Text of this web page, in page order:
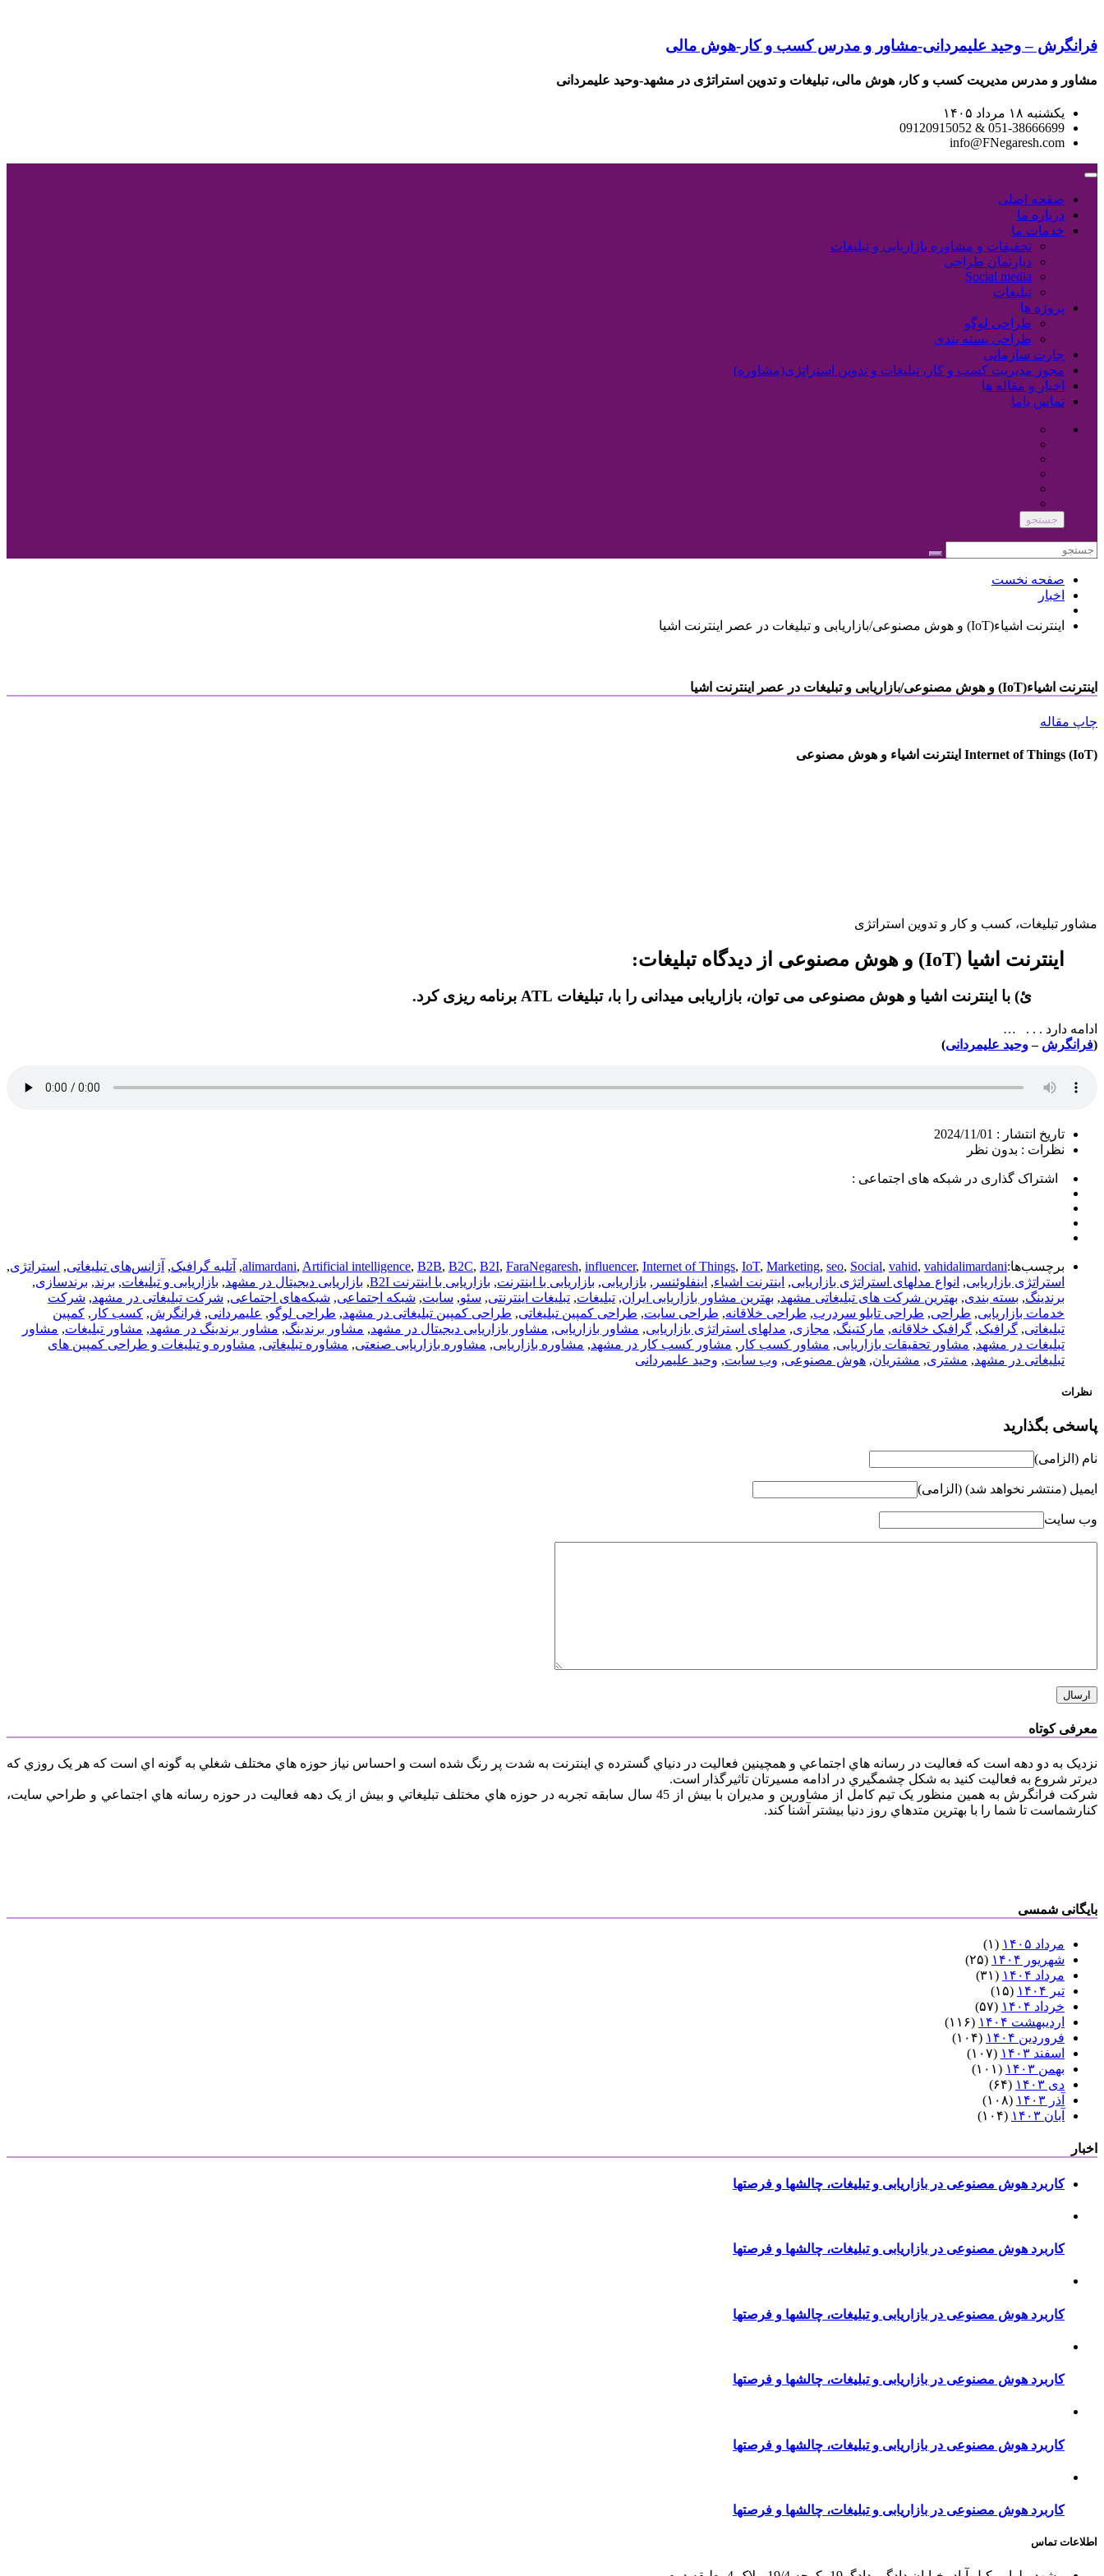
فرانگرش – وحید علیمردانی-مشاور و مدرس کسب و کار-هوش مالی
مشاور و مدرس مدیریت کسب و کار، هوش مالی، تبلیغات و تدوین استراتژی در مشهد-وحید علیمردانی
یکشنبه ۱۸ مرداد ۱۴۰۵
051-38666699 & 09120915052
info@FNegaresh.com
صفحه اصلی
درباره ما
خدمات ما
تحقیقات و مشاوره بازاریابی و تبلیغات
دپارتمان طراحی
Social media
تبلیغات
پروژه ها
طراحی لوگو
طراحی بسته بندی
چارت سازمانی
مجوز مدیریت کسب و کار، تبلیغات و تدوین استراتژی(مشاوره)
اخبار و مقاله ها
تماس باما
جستجو
صفحه نخست
اخبار
اینترنت اشیاء(IoT) و هوش مصنوعی/بازاریابی و تبلیغات در عصر اینترنت اشیا
اینترنت اشیاء(IoT) و هوش مصنوعی/بازاریابی و تبلیغات در عصر اینترنت اشیا
چاپ مقاله
Internet of Things (IoT) اینترنت اشیاء و هوش مصنوعی
مشاور تبلیغات، کسب و کار و تدوین استراتژی
اینترنت اشیا (IoT) و هوش مصنوعی از دیدگاه تبلیغات:
ئ) با اینترنت اشیا و هوش مصنوعی می توان، بازاریابی میدانی را با، تبلیغات ATL برنامه ریزی کرد.
ادامه دارد . . . …
(فرانگرش –وحید علیمردانی)
تاریخ انتشار : 2024/11/01
نظرات : بدون نظر
اشتراک گذاری در شبکه های اجتماعی :
برچسب‌ها: alimardani, Artificial intelligence, B2B, B2C, B2I, FaraNegaresh, influencer, Internet of Things, IoT, Marketing, seo, Social, vahid, vahidalimardani
, آتلبه گرافیک, آژانس‌های تبلیغاتی, استراتژی,
استراتژی بازاریابی, انواع مدلهای استراتژی بازاریابی, اینترنت اشیاء, اینفلوئنسر , بازاریابی, بازاریابی با اینترنت, بازاریابی با اینترنت B2I , بازاریابی دیجیتال در مشهد, بازاریابی و تبلیغات, برند, برندسازی,
برندینگ, بسته بندی, بهترین شرکت های تبلیغاتی مشهد, بهترین مشاور بازاریابی ایران, تبلیغات, تبلیغات اینترنتی, سئو, سایت, شبکه اجتماعی, شبکه‌های اجتماعی, شرکت تبلیغاتی در مشهد, شرکت
خدمات بازاریابی, طراحی, طراحی تابلو سردرب, طراحی خلاقانه, طراحی سایت, طراحی کمپین تبلیغاتی, طراحی کمپین تبلیغاتی در مشهد, طراحی لوگو, علیمردانی, فرانگرش, کسب کار , کمپین
تبلیغاتی, گرافیک, گرافیک خلاقانه, مارکتینگ, مجازی, مدلهای استراتژی بازاریابی, مشاور بازاریابی, مشاور بازاریابی دیجیتال در مشهد, مشاور برندینگ, مشاور برندینگ در مشهد, مشاور تبلیغات, مشاور
تبلیغات در مشهد, مشاور تحقیقات بازاریابی, مشاور کسب کار , مشاور کسب کار در مشهد, مشاوره بازاریابی, مشاوره بازاریابی صنعتی, مشاوره تبلیغاتی, مشاوره و تبلیغات و طراحی کمپین های
تبلیغاتی در مشهد, مشتری, مشتریان, هوش مصنوعی, وب سایت, وحید علیمردانی
نظرات
پاسخی بگذارید
نام (الزامی)
ایمیل (منتشر نخواهد شد) (الزامی)
وب سایت
معرفی کوتاه
نزديک به دو دهه است که فعاليت در رسانه هاي اجتماعي و همچينين فعاليت در دنياي گسترده ي اينترنت به شدت پر رنگ شده است و احساس نياز حوزه هاي مختلف شغلي به گونه اي است که هر يک روزي که
ديرتر شروع به فعاليت کنيد به شکل چشمگيري در ادامه مسيرتان تاثيرگذار است.
شرکت فرانگرش به همين منظور يک تيم کامل از مشاورين و مديران با بيش از 45 سال سابقه تجربه در حوزه هاي مختلف تبليغاتي و بيش از يک دهه فعاليت در حوزه رسانه هاي اجتماعي و طراحي سايت،
کنارشماست تا شما را با بهترين متدهاي روز دنيا بيشتر آشنا کند.
بایگانی شمسی
مرداد ۱۴۰۵
(۱)
شهریور ۱۴۰۴
(۲۵)
مرداد ۱۴۰۴
(۳۱)
تیر ۱۴۰۴
(۱۵)
خرداد ۱۴۰۴
(۵۷)
اردیبهشت ۱۴۰۴
(۱۱۶)
فروردین ۱۴۰۴
(۱۰۴)
اسفند ۱۴۰۳
(۱۰۷)
بهمن ۱۴۰۳
(۱۰۱)
دی ۱۴۰۳
(۶۴)
آذر ۱۴۰۳
(۱۰۸)
آبان ۱۴۰۳
(۱۰۴)
اخبار
کاربرد هوش مصنوعی در بازاریابی و تبلیغات، چالشها و فرصتها
کاربرد هوش مصنوعی در بازاریابی و تبلیغات، چالشها و فرصتها
کاربرد هوش مصنوعی در بازاریابی و تبلیغات، چالشها و فرصتها
کاربرد هوش مصنوعی در بازاریابی و تبلیغات، چالشها و فرصتها
کاربرد هوش مصنوعی در بازاریابی و تبلیغات، چالشها و فرصتها
کاربرد هوش مصنوعی در بازاریابی و تبلیغات، چالشها و فرصتها
اطلاعات تماس